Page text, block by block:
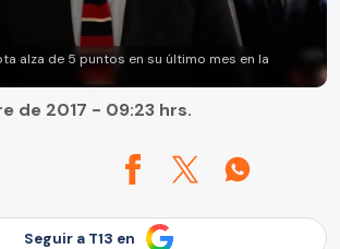
alza de 5 puntos en su último mes en la
de 2017 - 09:23 hrs.
Seguir a T13 en